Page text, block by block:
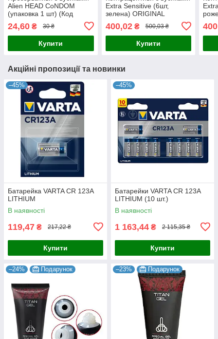
Alien HEAD CoNDOM
(упаковка 1 шт) (Код
24,60 ₴ 30 ₴
Купити
Extra Sensitive (6шт,
зелена) ORIGINAL
400,02₴ 500,03 ₴
Купити
Акційні пропозиції та новинки
–45%
Батарейка VARTA CR 123A
LITHIUM
В наявності
119,47 ₴ 217,22 ₴
Купити
–45%
Батарейки VARTA CR 123A
LITHIUM (10 шт.)
В наявності
1 163,44 ₴ 2 115,35 ₴
Купити
–24% Подарунок –23% Подарунок